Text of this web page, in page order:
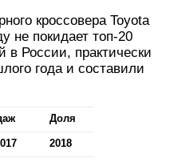
кроссовера Toyota
не покидает топ-20
России, практически
года и составили
Доля
2018